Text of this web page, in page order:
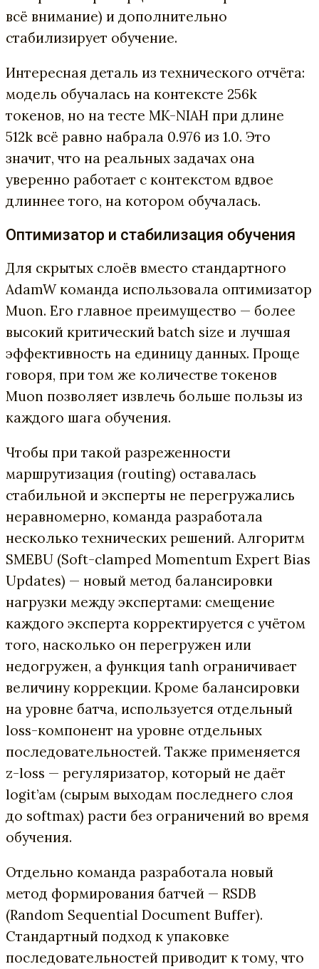
всё внимание) и дополнительно
стабилизирует обучение.
Интересная деталь из технического отчёта:
модель обучалась на контексте 256k
токенов, но на тесте MK-NIAH при длине
512k всё равно набрала 0.976 из 1.0. Это
значит, что на реальных задачах она
уверенно работает с контекстом вдвое
длиннее того, на котором обучалась.
Оптимизатор и стабилизация обучения
Для скрытых слоёв вместо стандартного
AdamW команда использовала оптимизатор
Muon. Его главное преимущество — более
высокий критический batch size и лучшая
эффективность на единицу данных. Проще
говоря, при том же количестве токенов
Muon позволяет извлечь больше пользы из
каждого шага обучения.
Чтобы при такой разреженности
маршрутизация (routing) оставалась
стабильной и эксперты не перегружались
неравномерно, команда разработала
несколько технических решений. Алгоритм
SMEBU (Soft-clamped Momentum Expert Bias
Updates) — новый метод балансировки
нагрузки между экспертами: смещение
каждого эксперта корректируется с учётом
того, насколько он перегружен или
недогружен, а функция tanh ограничивает
величину коррекции. Кроме балансировки
на уровне батча, используется отдельный
loss-компонент на уровне отдельных
последовательностей. Также применяется
z-loss — регуляризатор, который не даёт
logit’ам (сырым выходам последнего слоя
до softmax) расти без ограничений во время
обучения.
Отдельно команда разработала новый
метод формирования батчей — RSDB
(Random Sequential Document Buffer).
Стандартный подход к упаковке
последовательностей приводит к тому, что